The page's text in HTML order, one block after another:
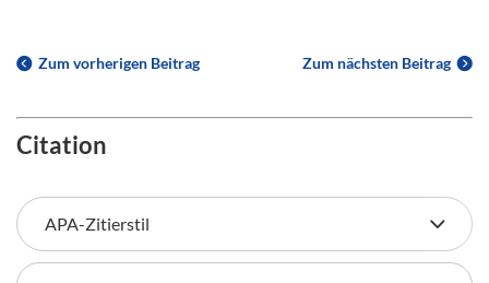
Zum vorherigen Beitrag Zum nächsten Beitrag
Citation